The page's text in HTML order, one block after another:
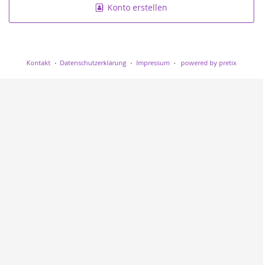
Konto erstellen
Kontakt Datenschutzerklärung Impressum powered by pretix